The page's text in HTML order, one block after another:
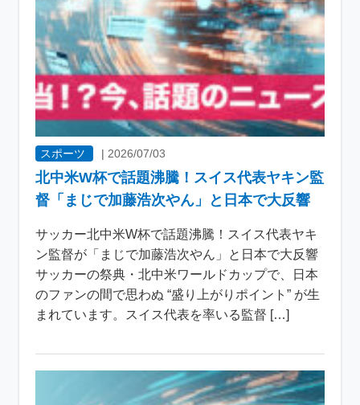
スポーツ |2026/07/03
北中米W杯で話題沸騰！スイス代表ヤキン監
督「まじで加藤浩次やん」と日本で大反響
サッカー北中米W杯で話題沸騰！スイス代表ヤキ
ン監督が「まじで加藤浩次やん」と日本で大反響
サッカーの祭典・北中米ワールドカップで、日本
のファンの間で思わぬ “盛り上がりポイント” が生
まれています。スイス代表を率いる監督 […]